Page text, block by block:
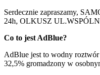
Serdecznie zapraszamy,
24h, OLKUSZ
Co to jest AdBlue?
AdBlue jest to wodny
32,5% gromadzony w